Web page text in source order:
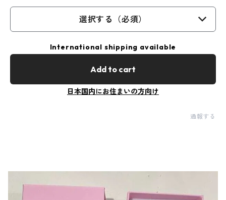
選択する（必須）
International shipping available
Add to cart
日本国内にお住まいの方向け
通報する